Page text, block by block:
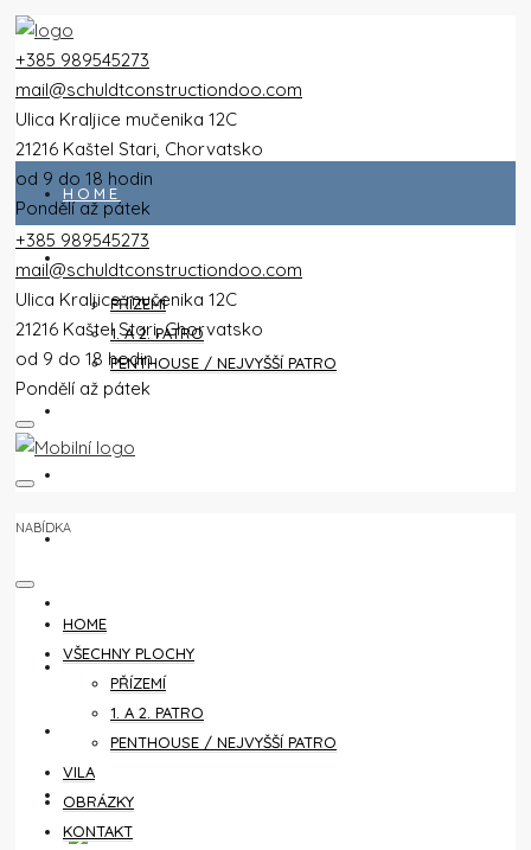
+385 989545273
mail@schuldtconstructiondoo.com
Ulica Kraljice mučenika 12C
21216 Kaštel Stari, Chorvatsko
od 9 do 18 hodin
Pondělí až pátek
HOME
PŘÍZEMÍ
1. A 2. PATRO
PENTHOUSE / NEJVYŠŠÍ PATRO
KONTAKT
NÁKLADY NA UKONČENÍ TRANSAKCE
PRONÁJEM VILY
+385 989545273
mail@schuldtconstructiondoo.com
Ulica Kraljice mučenika 12C
21216 Kaštel Stari, Chorvatsko
od 9 do 18 hodin
Pondělí až pátek
NABÍDKA
HOME
VŠECHNY PLOCHY
PŘÍZEMÍ
1. A 2. PATRO
PENTHOUSE / NEJVYŠŠÍ PATRO
VILA
OBRÁZKY
KONTAKT